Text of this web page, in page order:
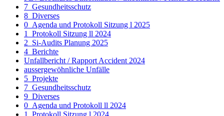
7_Gesundheitsschutz
8_Diverses
0_Agenda und Protokoll Sitzung l 2025
1_Protokoll Sitzung ll 2024
2_Si-Audits Planung 2025
4_Berichte
Unfallbericht / Rapport Accident 2024
aussergewöhnliche Unfälle
5_Projekte
7_Gesundheitsschutz
9_Diverses
0_Agenda und Protokoll ll 2024